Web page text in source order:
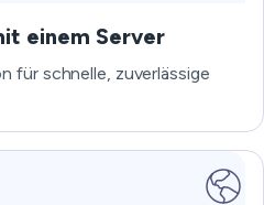
einem Server
für schnelle, zuverlässige